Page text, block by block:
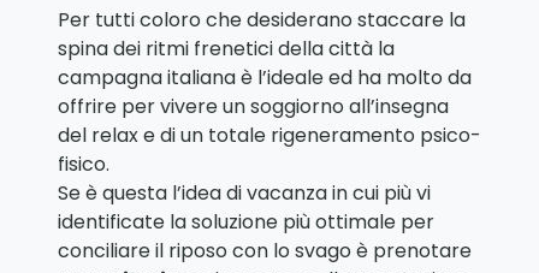
Per tutti coloro che desiderano staccare la
spina dei ritmi frenetici della città la
campagna italiana è l’ideale ed ha molto da
offrire per vivere un soggiorno all’insegna
del relax e di un totale rigeneramento psico-
fisico.
Se è questa l’idea di vacanza in cui più vi
identificate la soluzione più ottimale per
conciliare il riposo con lo svago è prenotare